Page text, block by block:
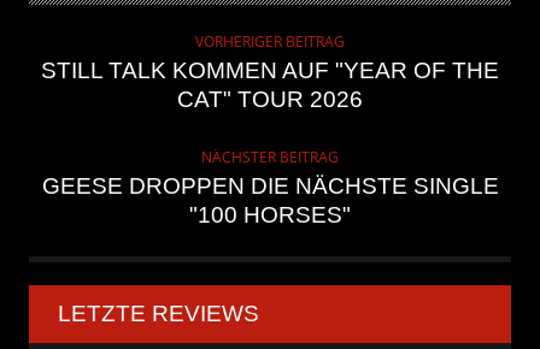
VORHERIGER BEITRAG
STILL TALK KOMMEN AUF "YEAR OF THE
CAT" TOUR 2026
NÄCHSTER BEITRAG
GEESE DROPPEN DIE NÄCHSTE SINGLE
"100 HORSES"
LETZTE REVIEWS